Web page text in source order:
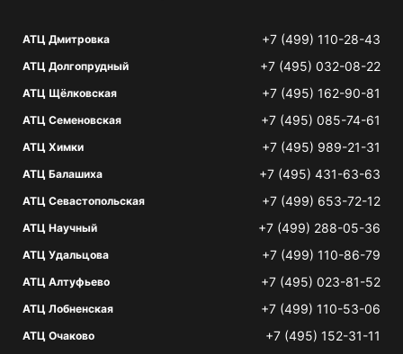
АТЦ Дмитровка +7 (499) 110-28-43
АТЦ Долгопрудный +7 (495) 032-08-22
АТЦ Щёлковская +7 (495) 162-90-81
АТЦ Семеновская +7 (495) 085-74-61
АТЦ Химки +7 (495) 989-21-31
АТЦ Балашиха +7 (495) 431-63-63
АТЦ Севастопольская +7 (499) 653-72-12
АТЦ Научный +7 (499) 288-05-36
АТЦ Удальцова +7 (499) 110-86-79
АТЦ Алтуфьево +7 (495) 023-81-52
АТЦ Лобненская +7 (499) 110-53-06
АТЦ Очаково +7 (495) 152-31-11